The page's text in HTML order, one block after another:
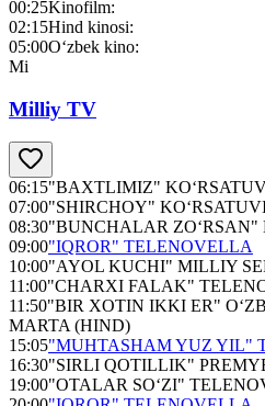
00:25Kinofilm:
02:15Hind kinosi:
05:00O‘zbek kino:
Mi
Milliy TV
06:15"BAXTLIMIZ"
07:00"SHIRCHOY"
08:30"BUNCHALAR ZO‘RSAN"
09:00"IQROR" TELENOVELLA
10:00"AYOL KUCHI" MILLIY
11:00"CHARXI FALAK"
11:50"BIR XOTIN IKKI ER"
MARTA (HIND)
15:05"MUHTASHAM YUZ YIL"
16:30"SIRLI QOTILLIK"
19:00"OTALAR SO‘ZI"